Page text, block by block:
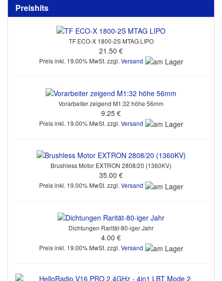
Preishits
TF ECO-X 1800-2S MTAG LIPO
21.50 €
Preis inkl. 19.00% MwSt. zzgl. Versand
Vorarbeiter zeigend M1:32 höhe 56mm
9.25 €
Preis inkl. 19.00% MwSt. zzgl. Versand
Brushless Motor EXTRON 2808/20 (1360KV)
35.00 €
Preis inkl. 19.00% MwSt. zzgl.Versand
Dichtungen Rarität-80-iger Jahr
4.00 €
Preis inkl. 19.00% MwSt. zzgl. Versand